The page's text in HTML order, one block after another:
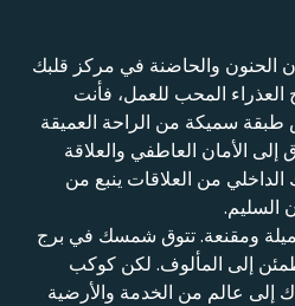
والحاضنة في مركز قلبك
المحب للعمل، فأنت
سميكة من الراحة العميقة
الأمان العاطفي والعلاقة
الداخلي من العلاقات ينبع من
السليم.
جميلة ومقنعة. تتوق شمسك في برج
إلى المألوف. لكن كوكب
إلى عالم من الخدمة والأرضية